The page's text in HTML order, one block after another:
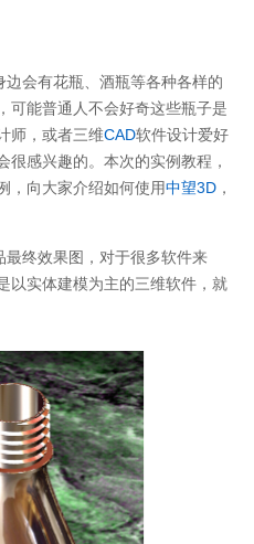
会有花瓶、酒瓶等各种各样的
可能普通人不会好奇这些瓶子是
师，或者三维CAD软件设计爱好
感兴趣的。本次的实例教程，
，向大家介绍如何使用中望3D，
终效果图，对于很多软件来
以实体建模为主的三维软件，就